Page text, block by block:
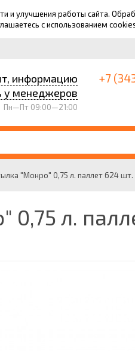
и улучшения работы сайта.
с использованием
информацию
у менеджеров
Пн—Пт 09:00—21:00
+7
"Монро" 0,75 л. паллет 624 шт.
0,75 л.